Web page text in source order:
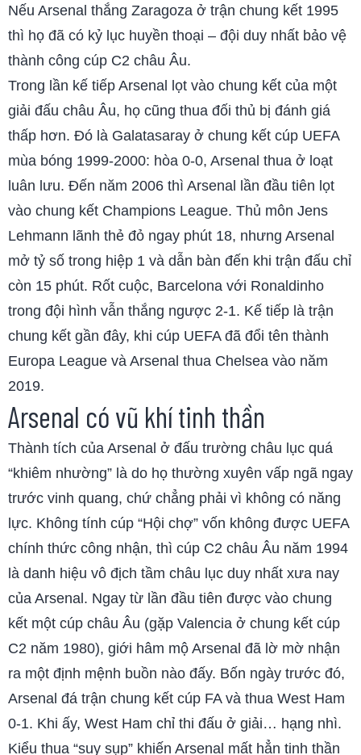
Nếu Arsenal thắng Zaragoza ở trận chung kết 1995
thì họ đã có kỷ lục huyền thoại – đội duy nhất bảo vệ
thành công cúp C2 châu Âu.
Trong lần kế tiếp Arsenal lọt vào chung kết của một
giải đấu châu Âu, họ cũng thua đối thủ bị đánh giá
thấp hơn. Đó là Galatasaray ở chung kết cúp UEFA
mùa bóng 1999-2000: hòa 0-0, Arsenal thua ở loạt
luân lưu. Đến năm 2006 thì Arsenal lần đầu tiên lọt
vào chung kết Champions League. Thủ môn Jens
Lehmann lãnh thẻ đỏ ngay phút 18, nhưng Arsenal
mở tỷ số trong hiệp 1 và dẫn bàn đến khi trận đấu chỉ
còn 15 phút. Rốt cuộc, Barcelona với Ronaldinho
trong đội hình vẫn thắng ngược 2-1. Kế tiếp là trận
chung kết gần đây, khi cúp UEFA đã đổi tên thành
Europa League và Arsenal thua Chelsea vào năm
2019.
Arsenal có vũ khí tinh thần
Thành tích của Arsenal ở đấu trường châu lục quá
“khiêm nhường” là do họ thường xuyên vấp ngã ngay
trước vinh quang, chứ chẳng phải vì không có năng
lực. Không tính cúp “Hội chợ” vốn không được UEFA
chính thức công nhận, thì cúp C2 châu Âu năm 1994
là danh hiệu vô địch tầm châu lục duy nhất xưa nay
của Arsenal. Ngay từ lần đầu tiên được vào chung
kết một cúp châu Âu (gặp Valencia ở chung kết cúp
C2 năm 1980), giới hâm mộ Arsenal đã lờ mờ nhận
ra một định mệnh buồn nào đấy. Bốn ngày trước đó,
Arsenal đá trận chung kết cúp FA và thua West Ham
0-1. Khi ấy, West Ham chỉ thi đấu ở giải… hạng nhì.
Kiểu thua “suy sụp” khiến Arsenal mất hẳn tinh thần